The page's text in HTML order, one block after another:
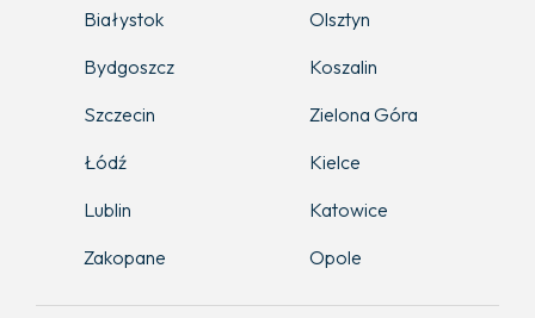
Białystok
Olsztyn
Bydgoszcz
Koszalin
Szczecin
Zielona Góra
Łódź
Kielce
Lublin
Katowice
Zakopane
Opole